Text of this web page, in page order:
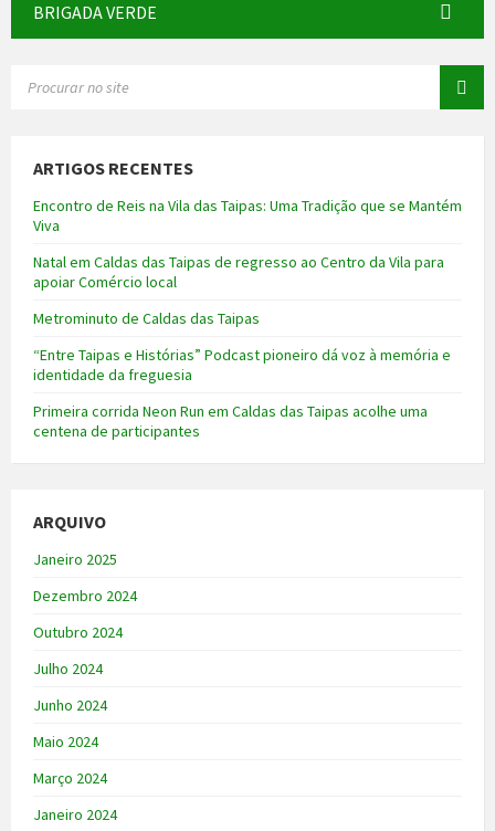
BRIGADA VERDE
ARTIGOS RECENTES
Encontro de Reis na Vila das Taipas: Uma Tradição que se Mantém
Viva
Natal em Caldas das Taipas de regresso ao Centro da Vila para
apoiar Comércio local
Metrominuto de Caldas das Taipas
“Entre Taipas e Histórias” Podcast pioneiro dá voz à memória e
identidade da freguesia
Primeira corrida Neon Run em Caldas das Taipas acolhe uma
centena de participantes
ARQUIVO
Janeiro 2025
Dezembro 2024
Outubro 2024
Julho 2024
Junho 2024
Maio 2024
Março 2024
Janeiro 2024